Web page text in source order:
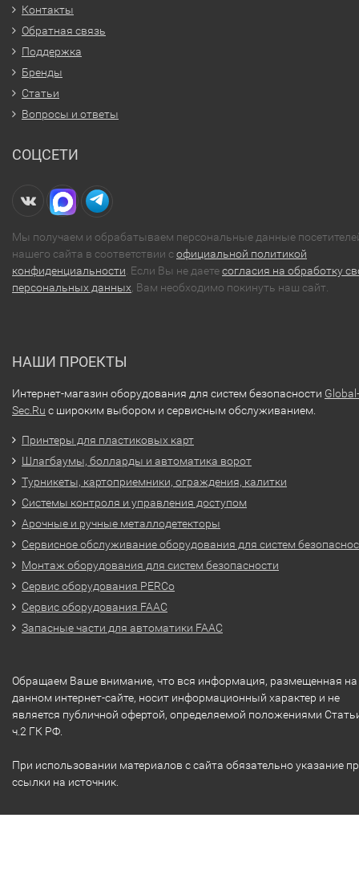
Контакты
Обратная связь
Поддержка
Бренды
Статьи
Вопросы и ответы
СОЦСЕТИ
Мы получаем и обрабатываем персональные данные
нашего сайта в соответствии софициальной политикой
конфиденциальности . Если Вы не даетесогласия на обработку
персональных данных , Вам необходимо покинуть наш сайт.
НАШИ ПРОЕКТЫ
Интернет-магазин оборудования для систем безопасности Global-
Sec.Ru с широким выбором и сервисным обслуживанием.
Принтеры для пластиковых карт
Шлагбаумы, болларды и автоматика ворот
Турникеты, картоприемники, ограждения, калитки
Системы контроля и управления доступом
Арочные и ручные металлодетекторы
Сервисное обслуживание оборудования для систем
Монтаж оборудования для систем безопасности
Сервис оборудования PERCo
Сервис оборудования FAAC
Запасные части для автоматики FAAC
Обращаем Ваше внимание, что вся информация, размещенная на
данном интернет-сайте, носит информационный характер и не
является публичной офертой, определяемой положениями
ч.2 ГК РФ.
При использовании материалов с сайта обязательно указание
ссылки на источник.